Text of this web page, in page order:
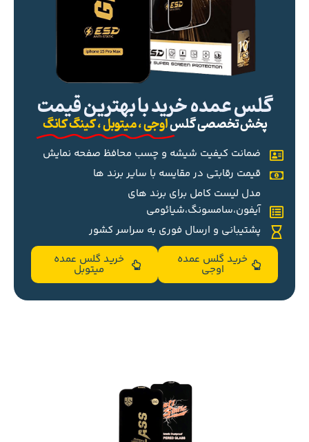
گلس عمده خرید با بهترین قیمت
پخش تخصصی گلساوجی ، میتوبل ، کینگ کانگ
ضمانت کیفیت شیشه و چسب محافظ صفحه نمایش
قیمت رقابتی در مقایسه با سایر برند ها
مدل لیست کامل برای برند های
آیفون،سامسونگ،شیائومی
پشتیبانی و ارسال فوری به سراسر کشور
خرید گلس عمده
اوجی
خرید گلس عمده
میتوبل